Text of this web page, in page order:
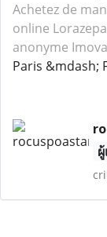
Achetez de
online
anonyme
Paris &mdash;